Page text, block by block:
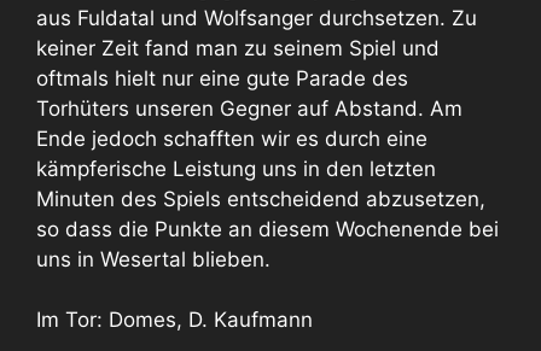
aus Fuldatal und Wolfsanger durchsetzen. Zu
keiner Zeit fand man zu seinem Spiel und
oftmals hielt nur eine gute Parade des
Torhüters unseren Gegner auf Abstand. Am
Ende jedoch schafften wir es durch eine
kämpferische Leistung uns in den letzten
Minuten des Spiels entscheidend abzusetzen,
so dass die Punkte an diesem Wochenende bei
uns in Wesertal blieben.
Im Tor: Domes, D. Kaufmann